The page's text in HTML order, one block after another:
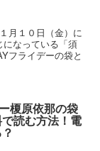
月１０日（金）に
なっている「須
フライデーの袋と
榎原依那の袋
読む方法！電